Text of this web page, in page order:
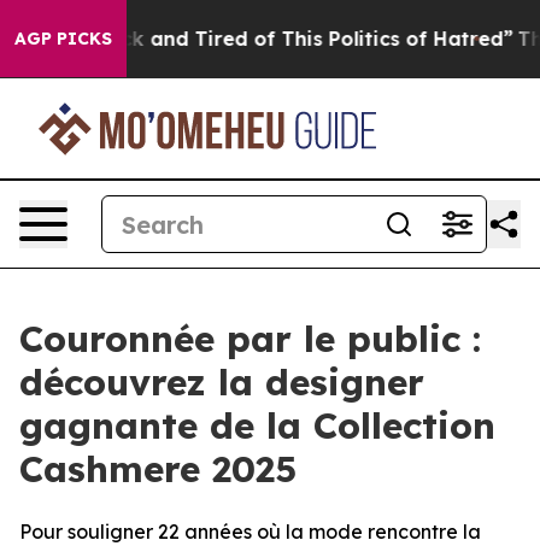
AGP PICKS
Sick and Tired of This Politics of Hatred” The Story
Couronnée par le public :
découvrez la designer
gagnante de la Collection
Cashmere 2025
Pour souligner 22 années où la mode rencontre la